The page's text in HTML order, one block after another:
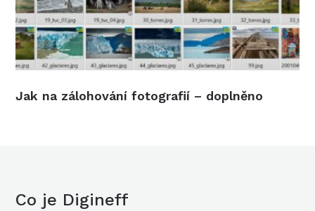
Jak na zálohování fotografií – doplněno
Co je Digineff